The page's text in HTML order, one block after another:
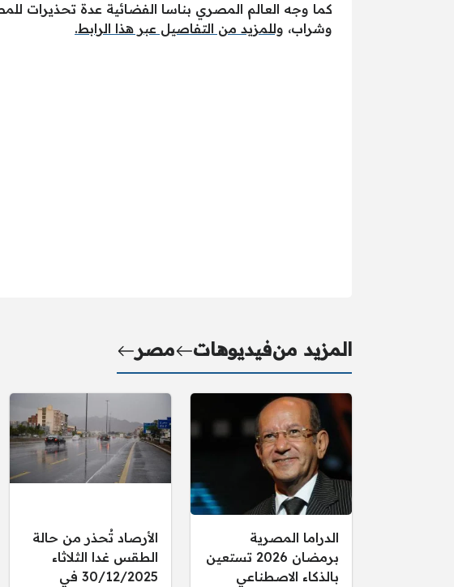
كما وجه العالم المصري بناسا الفضائية عدة تحذيرات
وشراب، وللمزيد من التفاصيل عبر هذا الرابط.
المزيد منفيديوهات مصر
الدراما المصرية
برمضان 2026 تستعين
بالذكاء الاصطناعي
الأرصاد تُحذر من حالة
الطقس غدا الثلاثاء
30/12/2025 في